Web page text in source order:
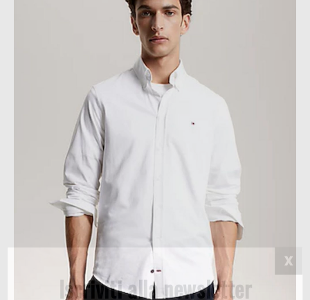
Iscriviti alla newsletter